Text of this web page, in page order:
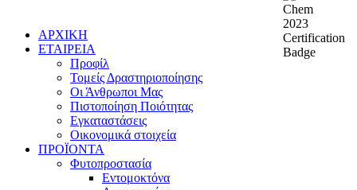
ΑΡΧΙΚΗ
ΕΤΑΙΡΕΙΑ
Προφίλ
Τομείς Δραστηριοποίησης
Οι Άνθρωποι Μας
Πιστοποίηση Ποιότητας
Εγκαταστάσεις
Οικονομικά στοιχεία
ΠΡΟΪΟΝΤΑ
Φυτοπροστασία
Εντομοκτόνα